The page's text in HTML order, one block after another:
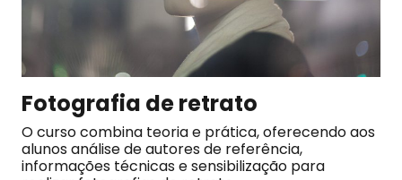
Fotografia de retrato
O curso combina teoria e prática, oferecendo aos
alunos análise de autores de referência,
informações técnicas e sensibilização para